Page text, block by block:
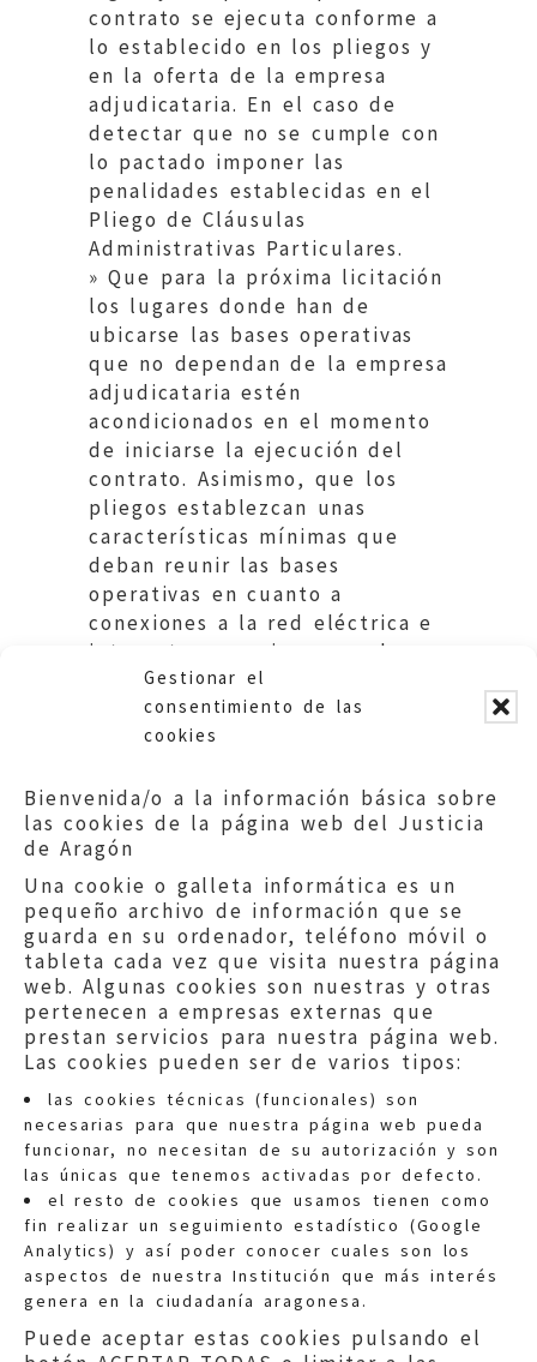
Gestionar el
consentimiento de las
cookies
Bienvenida/o a la información básica sobre
las cookies de la página web del Justicia
de Aragón
Una cookie o galleta informática es un
pequeño archivo de información que se
guarda en su ordenador, teléfono móvil o
tableta cada vez que visita nuestra página
web. Algunas cookies son nuestras y otras
pertenecen a empresas externas que
prestan servicios para nuestra página web.
Las cookies pueden ser de varios tipos:
las cookies técnicas (funcionales) son
necesarias para que nuestra página web pueda
funcionar, no necesitan de su autorización y son
las únicas que tenemos activadas por defecto.
el resto de cookies que usamos tienen como
fin realizar un seguimiento estadístico (Google
Analytics) y así poder conocer cuales son los
aspectos de nuestra Institución que más interés
genera en la ciudadanía aragonesa.
Puede aceptar estas cookies pulsando el
contrato se ejecuta conforme a
lo establecido en los pliegos y
en la oferta de la empresa
adjudicataria. En el caso de
detectar que no se cumple con
lo pactado imponer las
penalidades establecidas en el
Pliego de Cláusulas
Administrativas Particulares.
» Que para la próxima licitación
los lugares donde han de
ubicarse las bases operativas
que no dependan de la empresa
adjudicataria estén
acondicionados en el momento
de iniciarse la ejecución del
contrato. Asimismo, que los
pliegos establezcan unas
características mínimas que
deban reunir las bases
operativas en cuanto a
conexiones a la red eléctrica e
internet y espacios para el
personal y los vehículos.
Quejas:quejas@eljusticiadearagon.es
Información general:
informacion@eljusticiadearagon.es
Teléfonos:900 210 210/